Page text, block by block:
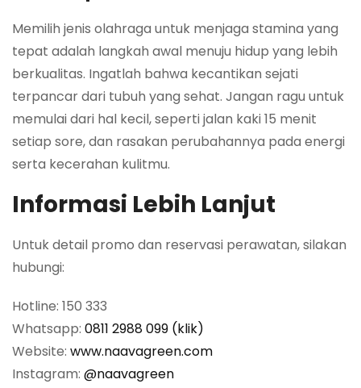
Memilih jenis olahraga untuk menjaga stamina yang
tepat adalah langkah awal menuju hidup yang lebih
berkualitas. Ingatlah bahwa kecantikan sejati
terpancar dari tubuh yang sehat. Jangan ragu untuk
memulai dari hal kecil, seperti jalan kaki 15 menit
setiap sore, dan rasakan perubahannya pada energi
serta kecerahan kulitmu.
Informasi Lebih Lanjut
Untuk detail promo dan reservasi perawatan, silakan
hubungi:
Hotline: 150 333
Whatsapp: 0811 2988 099 (klik)
Website: www.naavagreen.com
Instagram: @naavagreen